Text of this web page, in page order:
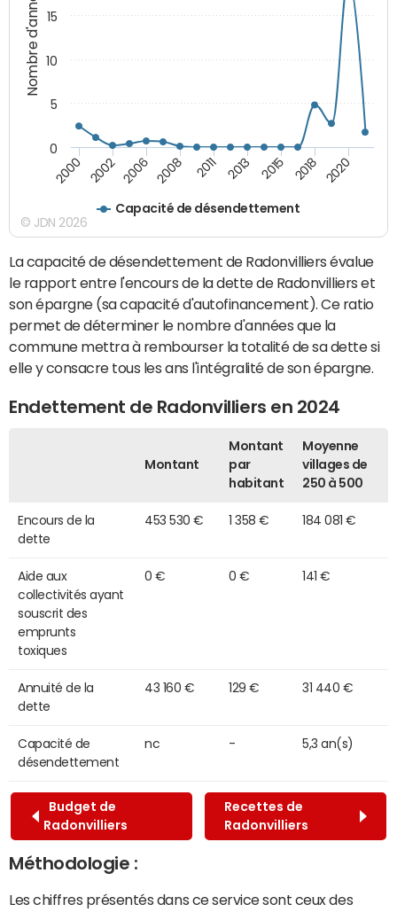
Nombre d'années
Capacité de désendettement
2000 2002 2006 2008 2011 2013 2015 2018 2020
0
5
10
15
© JDN 2026
La capacité de désendettement de Radonvilliers évalue
le rapport entre l'encours de la dette de Radonvilliers et
son épargne (sa capacité d'autofinancement). Ce ratio
permet de déterminer le nombre d'années que la
commune mettra à rembourser la totalité de sa dette si
elle y consacre tous les ans l'intégralité de son épargne.
Endettement de Radonvilliers en 2024
Montant
Montant
par
habitant
Moyenne
villages de
250 à 500
Encours de la
dette
453 530 € 1 358 € 184 081 €
Aide aux
collectivités ayant
souscrit des
emprunts
toxiques
0 € 0 € 141 €
Annuité de la
dette
43 160 € 129 € 31 440 €
Capacité de
désendettement
nc - 5,3 an(s)
Budget de
Radonvilliers
Recettes de
Radonvilliers
Méthodologie :
Les chiffres présentés dans ce service sont ceux des